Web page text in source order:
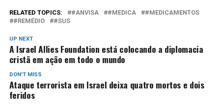
RELATED TOPICS: #ANVISA #MEDICA
#MEDICAMENTOS
#REMÉDIO
#SUS
UP NEXT
A Israel Allies Foundation está colocando a diplomacia
cristã em ação em todo o mundo
DON'T MISS
Ataque terrorista em Israel deixa quatro mortos e dois
feridos